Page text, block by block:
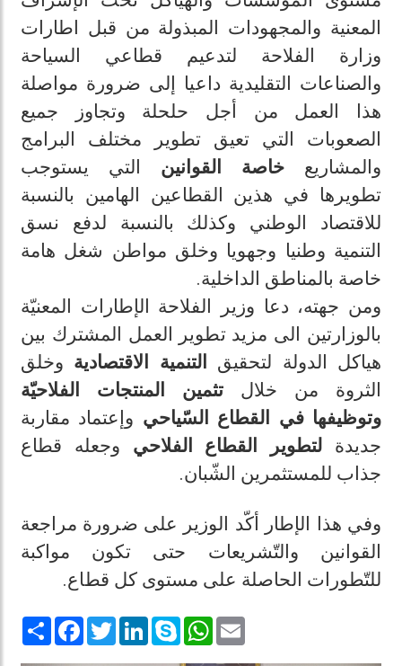
المعنية والمجهودات المبذولة من قبل اطارات
وزارة الفلاحة لتدعيم قطاعي السياحة
والصناعات التقليدية داعيا إلى ضرورة مواصلة
هذا العمل من أجل حلحلة وتجاوز جميع
الصعوبات التي تعيق تطوير مختلف البرامج
والمشاريع خاصة القوانين التي يستوجب
تطويرها في هذين القطاعين الهامين بالنسبة
للاقتصاد الوطني وكذلك بالنسبة لدفع نسق
التنمية وطنيا وجهويا وخلق مواطن شغل هامة
خاصة بالمناطق الداخلية.
ومن جهته، دعا وزير الفلاحة الإطارات المعنيّة
بالوزارتين الى مزيد تطوير العمل المشترك بين
هياكل الدولة لتحقيق
التنمية الاقتصادية وخلق
الثروة من خلال تثمين المنتجات الفلاحيّة
وتوظيفها في القطاع السّياحي وإعتماد مقاربة
جديدة لتطوير القطاع الفلاحي وجعله قطاع
جذاب للمستثمرين الشّبان.
وفي هذا الإطار أكّد الوزير على ضرورة مراجعة
القوانين والتّشريعات حتى تكون مواكبة
للتّطورات الحاصلة على مستوى كل قطاع.
Share Facebook
TwitterLinkedInSkype WhatsApp